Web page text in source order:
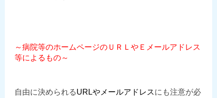
～病院等のホームページのＵＲＬやＥメールアドレス
等によるもの～
自由に決められるURLやメールアドレスにも注意が必